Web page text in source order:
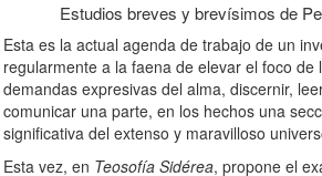
Estudios breves y brevísimos de
Esta es la actual agenda de trabajo de un
regularmente a la faena de elevar el foco
demandas expresivas del alma, discernir,
comunicar una parte, en los hechos una
significativa del extenso y maravilloso
Esta vez, en Teosofía Sidérea, propone el